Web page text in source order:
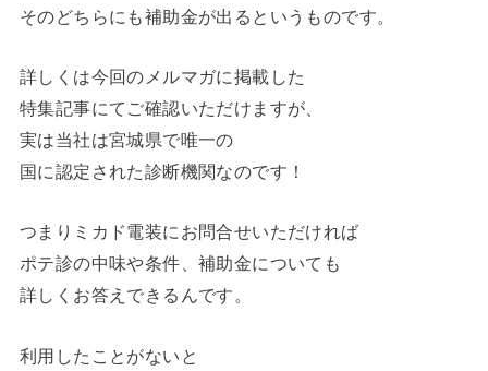
そのどちらにも補助金が出るというものです。
詳しくは今回のメルマガに掲載した
特集記事にてご確認いただけますが、
実は当社は宮城県で唯一の
国に認定された診断機関なのです！
つまりミカド電装にお問合せいただければ
ポテ診の中味や条件、補助金についても
詳しくお答えできるんです。
利用したことがないと